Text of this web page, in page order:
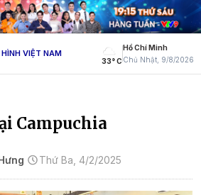
VIỆT NAM
33° C
Hồ Chí Minh
Chủ Nhật, 9/8/2026
Campuchia
Thứ Ba, 4/2/2025